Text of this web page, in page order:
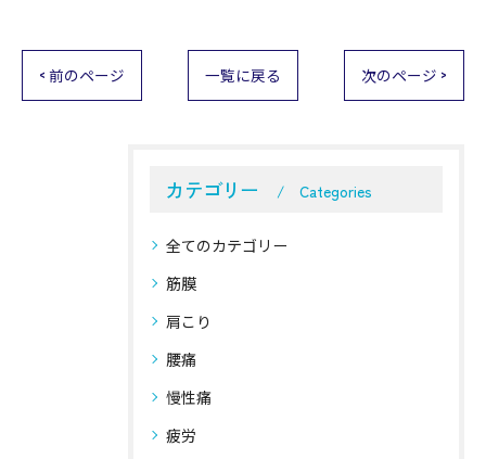
< 前のページ 一覧に戻る 次のページ >
カテゴリー Categories
全てのカテゴリー
筋膜
肩こり
腰痛
慢性痛
疲労